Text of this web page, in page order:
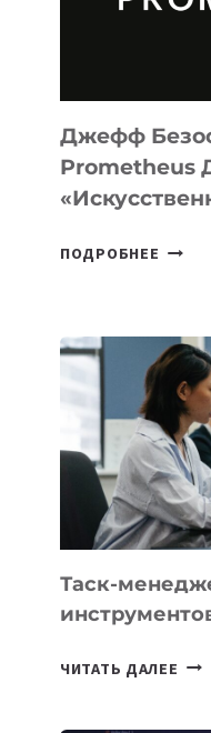
И
LINUX
Джефф
Prometheus
ПОДРОБНЕЕ
ДЛЯ
Таск-
ЧИТАТЬ ДАЛЕЕ